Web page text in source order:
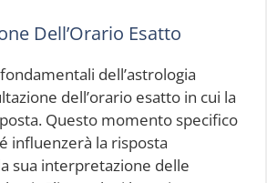
Dell’Orario Esatto
dell’astrologia
dell’orario esatto in cui la
Questo momento specifico
influenzerà la risposta
sua interpretazione delle